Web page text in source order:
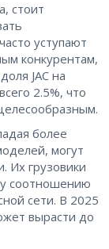
стоит
уступают
конкурентам,
JAC на
2.5%, что
более
могут
Их грузовики
соотношению
сети. В 2025
вырасти до